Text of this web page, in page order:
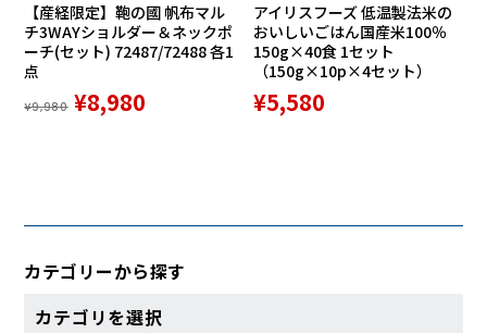
カテゴリーから探す
カテゴリを選択
【産経限定】鞄の國 帆布マル
チ3WAYショルダー＆ネックポ
ーチ(セット) 72487/72488 各1
点
¥9,980 ¥8,980
アイリスフーズ 低温製法米の
おいしいごはん国産米100％
150g×40食 1セット
（150g×10p×4セット）
¥5,580